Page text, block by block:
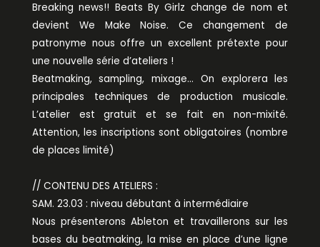
Breaking news!! Beats By Girlz change de nom et
devient We Make Noise. Ce changement de
patronyme nous offre un excellent prétexte pour
une nouvelle série d’ateliers !
Beatmaking, sampling, mixage… On explorera les
principales techniques de production musicale.
L’atelier est gratuit et se fait en non-mixité.
Attention, les inscriptions sont obligatoires (nombre
de places limité)
// CONTENU DES ATELIERS :
SAM. 23.03 : niveau débutant à intermédiaire
Nous présenterons Ableton et travaillerons sur les
bases du beatmaking, la mise en place d’une ligne